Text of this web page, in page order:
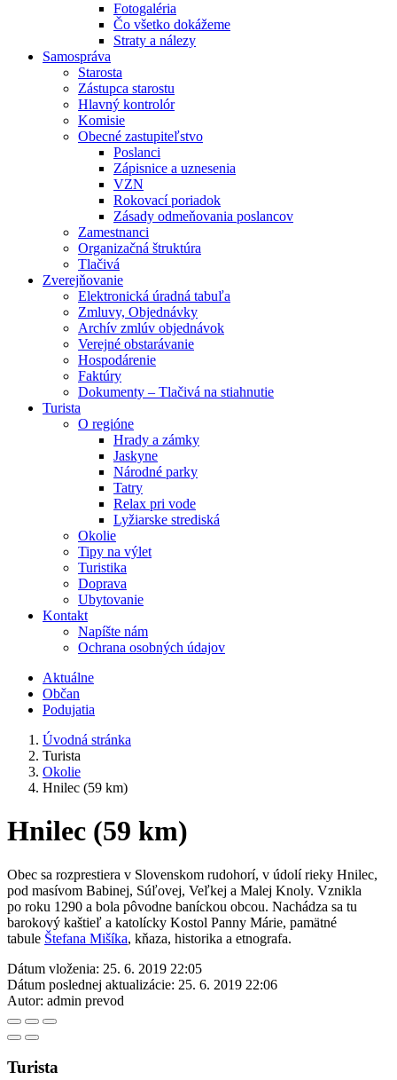
Fotogaléria
Čo všetko dokážeme
Straty a nálezy
Samospráva
Starosta
Zástupca starostu
Hlavný kontrolór
Komisie
Obecné zastupiteľstvo
Poslanci
Zápisnice a uznesenia
VZN
Rokovací poriadok
Zásady odmeňovania poslancov
Zamestnanci
Organizačná štruktúra
Tlačivá
Zverejňovanie
Elektronická úradná tabuľa
Zmluvy, Objednávky
Archív zmlúv objednávok
Verejné obstarávanie
Hospodárenie
Faktúry
Dokumenty – Tlačivá na stiahnutie
Turista
O regióne
Hrady a zámky
Jaskyne
Národné parky
Tatry
Relax pri vode
Lyžiarske strediská
Okolie
Tipy na výlet
Turistika
Doprava
Ubytovanie
Kontakt
Napíšte nám
Ochrana osobných údajov
Aktuálne
Občan
Podujatia
Úvodná stránka
Turista
Okolie
Hnilec (59 km)
Hnilec (59 km)
Obec sa rozprestiera v Slovenskom rudohorí, v údolí rieky Hnilec,
pod masívom Babinej, Súľovej, Veľkej a Malej Knoly. Vznikla
po roku 1290 a bola pôvodne baníckou obcou. Nachádza sa tu
barokový kaštieľ a katolícky Kostol Panny Márie, pamätné
tabule Štefana Mišíka, kňaza, historika a etnografa.
Dátum vloženia: 25. 6. 2019 22:05
Dátum poslednej aktualizácie: 25. 6. 2019 22:06
Autor: admin prevod
Turista